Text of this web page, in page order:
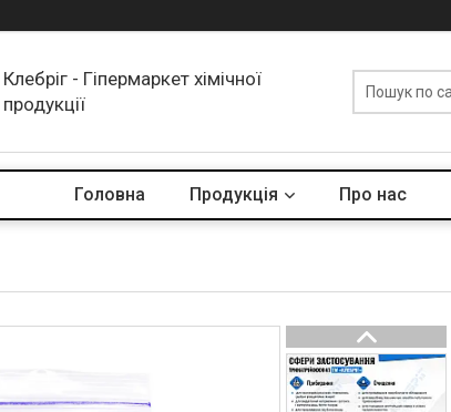
Клебріг - Гіпермаркет хімічної
продукції
Головна Продукція Про нас